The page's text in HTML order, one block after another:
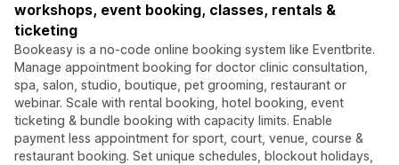
workshops, event booking, classes, rentals &
ticketing
Bookeasy is a no-code online booking system like Eventbrite.
Manage appointment booking for doctor clinic consultation,
spa, salon, studio, boutique, pet grooming, restaurant or
webinar. Scale with rental booking, hotel booking, event
ticketing & bundle booking with capacity limits. Enable
payment less appointment for sport, court, venue, course &
restaurant booking. Set unique schedules, blockout holidays,